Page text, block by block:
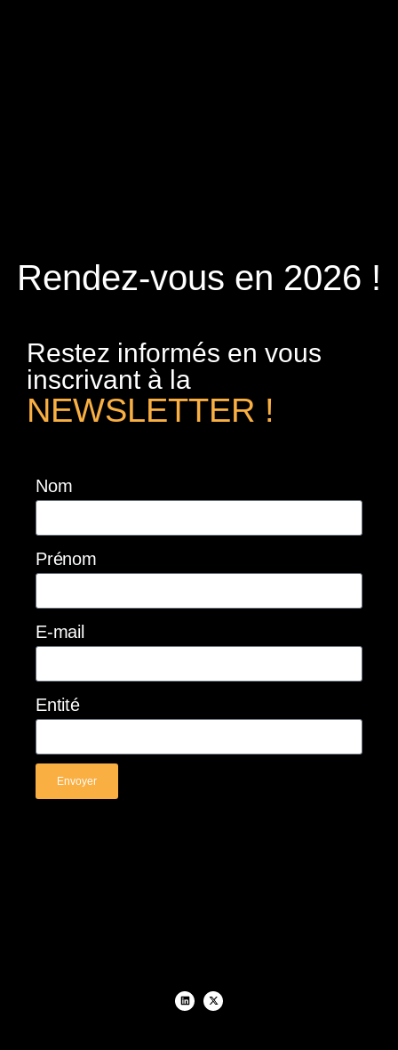
Rendez-vous en 2026 !
Restez informés en vous
inscrivant à la
NEWSLETTER !
Nom
Prénom
E-mail
Entité
Envoyer